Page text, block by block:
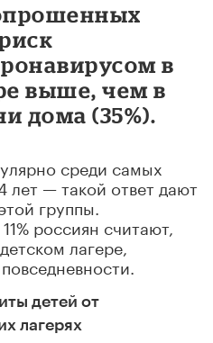
в
выше, чем в
дома (35%).
среди самых
лет — такой ответ дают
группы.
россиян считают,
лагере,
детей от
лагерях